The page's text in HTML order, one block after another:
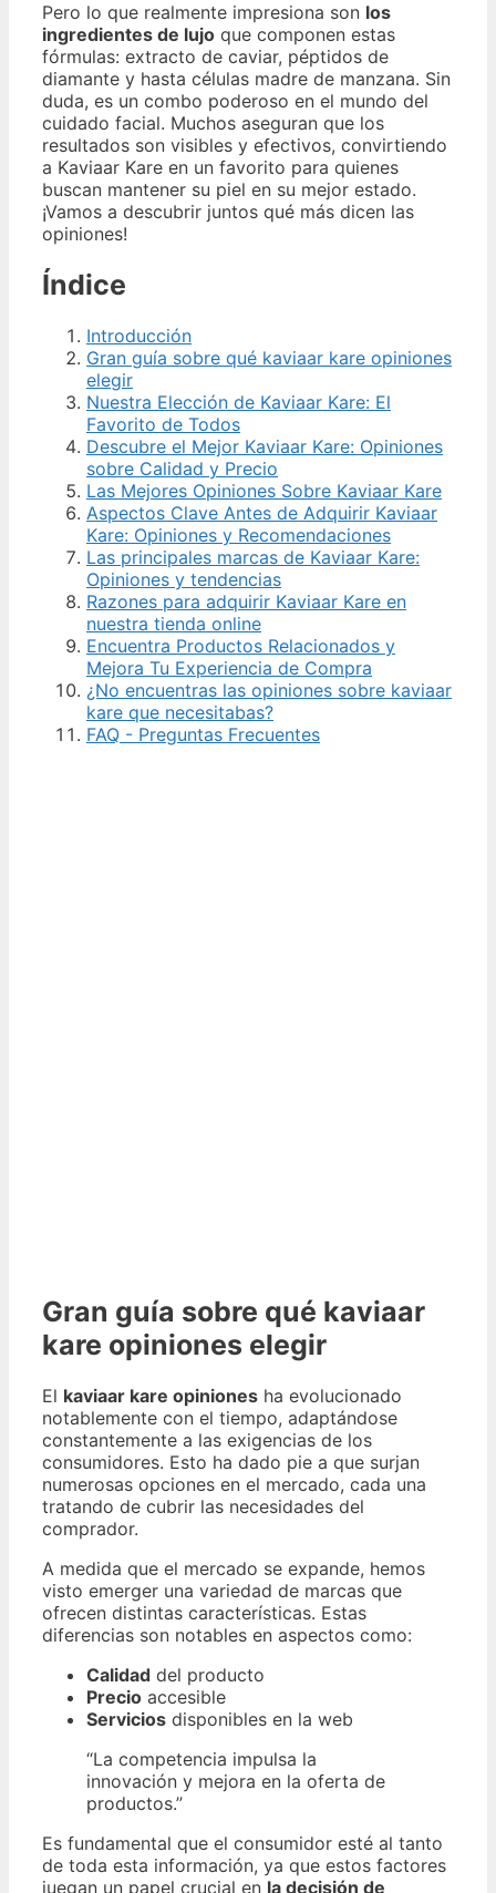
Pero lo que realmente impresiona son los
ingredientes de lujo que componen estas
fórmulas: extracto de caviar, péptidos de
diamante y hasta células madre de manzana. Sin
duda, es un combo poderoso en el mundo del
cuidado facial. Muchos aseguran que los
resultados son visibles y efectivos, convirtiendo
a Kaviaar Kare en un favorito para quienes
buscan mantener su piel en su mejor estado.
¡Vamos a descubrir juntos qué más dicen las
opiniones!
Índice
Introducción
Gran guía sobre qué kaviaar kare opiniones
elegir
Nuestra Elección de Kaviaar Kare: El
Favorito de Todos
Descubre el Mejor Kaviaar Kare: Opiniones
sobre Calidad y Precio
Las Mejores Opiniones Sobre Kaviaar Kare
Aspectos Clave Antes de Adquirir Kaviaar
Kare: Opiniones y Recomendaciones
Las principales marcas de Kaviaar Kare:
Opiniones y tendencias
Razones para adquirir Kaviaar Kare en
nuestra tienda online
Encuentra Productos Relacionados y
Mejora Tu Experiencia de Compra
¿No encuentras las opiniones sobre kaviaar
kare que necesitabas?
FAQ - Preguntas Frecuentes
Gran guía sobre qué kaviaar
kare opiniones elegir
El kaviaar kare opiniones ha evolucionado
notablemente con el tiempo, adaptándose
constantemente a las exigencias de los
consumidores. Esto ha dado pie a que surjan
numerosas opciones en el mercado, cada una
tratando de cubrir las necesidades del
comprador.
A medida que el mercado se expande, hemos
visto emerger una variedad de marcas que
ofrecen distintas características. Estas
diferencias son notables en aspectos como:
Calidad del producto
Precio accesible
Servicios disponibles en la web
“La competencia impulsa la
innovación y mejora en la oferta de
productos.”
Es fundamental que el consumidor esté al tanto
de toda esta información, ya que estos factores
juegan un papel crucial en la decisión de